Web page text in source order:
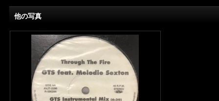
他の写真